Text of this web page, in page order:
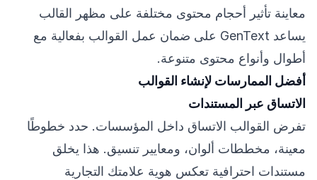
معاينة تأثير أحجام محتوى مختلفة على مظهر القالب
يساعد GenText على ضمان عمل القوالب بفعالية مع
أطوال وأنواع محتوى متنوعة.
أفضل الممارسات لإنشاء القوالب
الاتساق عبر المستندات
تفرض القوالب الاتساق داخل المؤسسات. حدد خطوطًا
معينة، مخططات ألوان، ومعايير تنسيق. هذا يخلق
مستندات احترافية تعكس هوية علامتك التجارية